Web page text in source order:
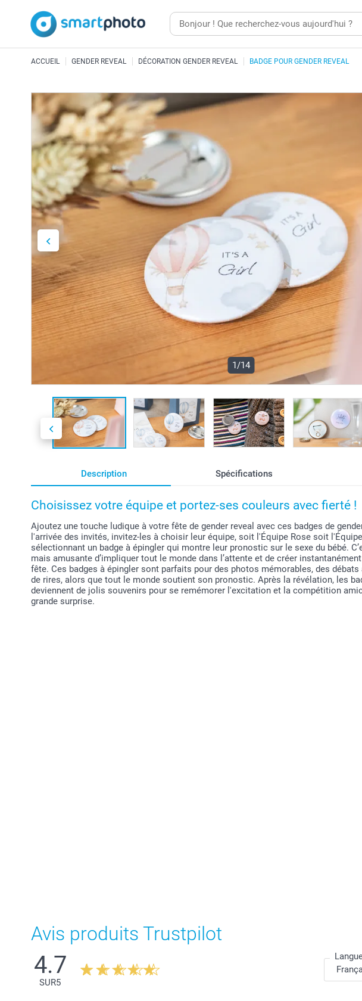
ACCUEIL GENDER REVEAL DÉCORATION GENDER REVEAL BADGE POUR GENDER REVEAL
1/14
Description Spécifications
Choisissez votre équipe et portez-ses couleurs avec fierté !
Ajoutez une touche ludique à votre fête de gender reveal avec ces badges de
l'arrivée des invités, invitez-les à choisir leur équipe, soit l'Équipe Rose soit
sélectionnant un badge à épingler qui montre leur pronostic sur le sexe du bébé.
mais amusante d’impliquer tout le monde dans l’attente et de créer
fête. Ces badges à épingler sont parfaits pour des photos mémorables, des
de rires, alors que tout le monde soutient son pronostic. Après la révélation, les
deviennent de jolis souvenirs pour se remémorer l'excitation et la compétition
grande surprise.
Avis produits Trustpilot
4.7
SUR5